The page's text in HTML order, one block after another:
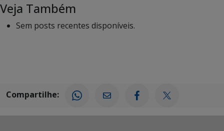
Veja Também
Sem posts recentes disponíveis.
Compartilhe: